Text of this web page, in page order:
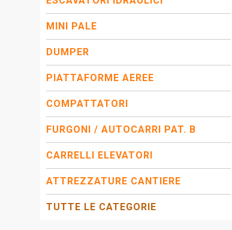
MINI PALE
DUMPER
PIATTAFORME AEREE
COMPATTATORI
FURGONI / AUTOCARRI PAT. B
CARRELLI ELEVATORI
ATTREZZATURE CANTIERE
TUTTE LE CATEGORIE